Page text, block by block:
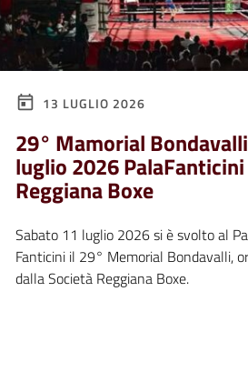
13 LUGLIO 2026
29° Mamorial
luglio 2026
Reggiana Boxe
Sabato 11 luglio 2026 si è svolto al
Fanticini il 29° Memorial Bondavalli,
dalla Società Reggiana Boxe.